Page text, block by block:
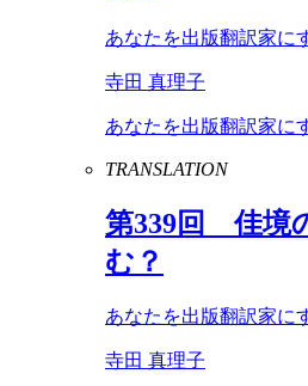
あなたを出版翻訳家に
寺田 真理子
あなたを出版翻訳家に
TRANSLATION
第339回 佳境
む？
あなたを出版翻訳家に
寺田 真理子